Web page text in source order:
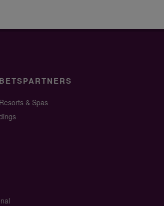
& Spas